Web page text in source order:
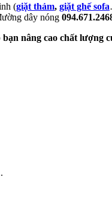
(giặt thảm, giặt ghế sofa
dây nóng
nâng cao chất lượng